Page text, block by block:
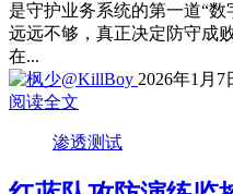
是守护业务系统的第一道“
远远不够，真正决定防守成
在...
2026年1月7
阅读全文
渗透测试